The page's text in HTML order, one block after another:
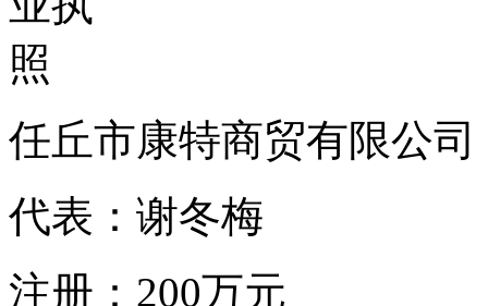
任丘市康特商贸有限公司
代表：谢冬梅
注册：200万元